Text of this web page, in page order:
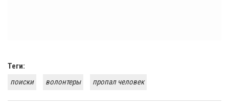
Теги:
поиски
волонтеры пропал человек